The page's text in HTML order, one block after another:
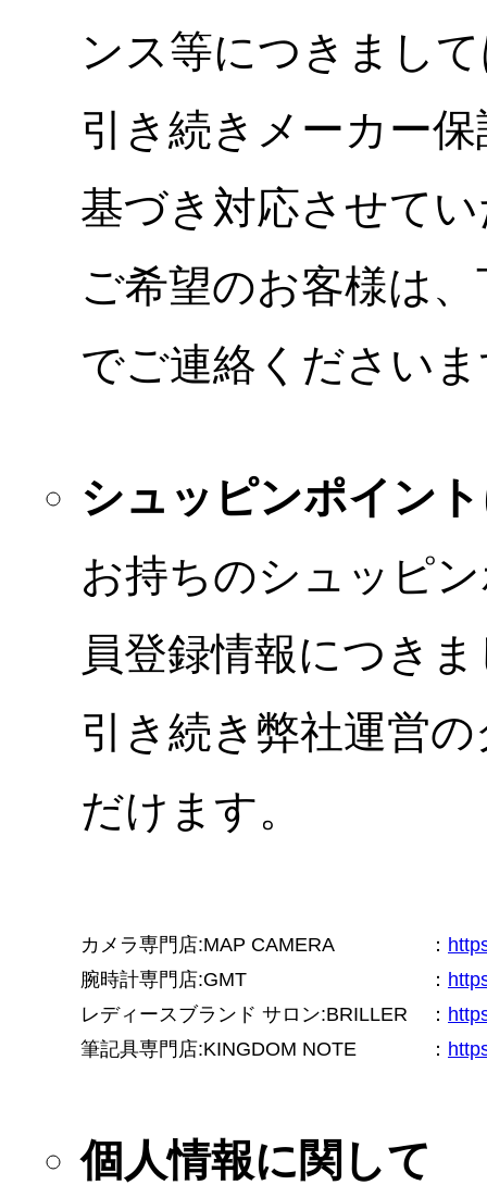
ンス等につきまし
引き続きメーカー
基づき対応させて
ご希望のお客様は
でご連絡ください
シュッピンポイン
お持ちのシュッピ
員登録情報につき
引き続き弊社運営
だけます。
カメラ専門店:MAP CAMERA ：
腕時計専門店:GMT
：
レディースブランド サロン:BRILLER
：
筆記具専門店:KINGDOM NOTE
：
個人情報に関して